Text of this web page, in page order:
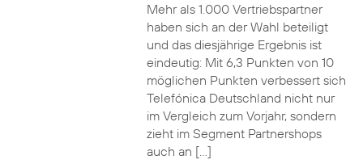
Mehr als 1.000 Vertriebspartner
haben sich an der Wahl beteiligt
und das diesjährige Ergebnis ist
eindeutig: Mit 6,3 Punkten von 10
möglichen Punkten verbessert sich
Telefónica Deutschland nicht nur
im Vergleich zum Vorjahr, sondern
zieht im Segment Partnershops
auch an […]